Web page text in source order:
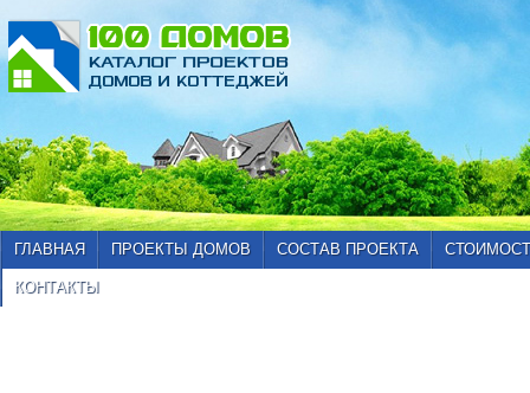
ГЛАВНАЯ ПРОЕКТЫ ДОМОВ СОСТАВ ПРОЕКТА
КОНТАКТЫ